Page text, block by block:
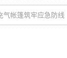
气帐篷筑牢应急防线